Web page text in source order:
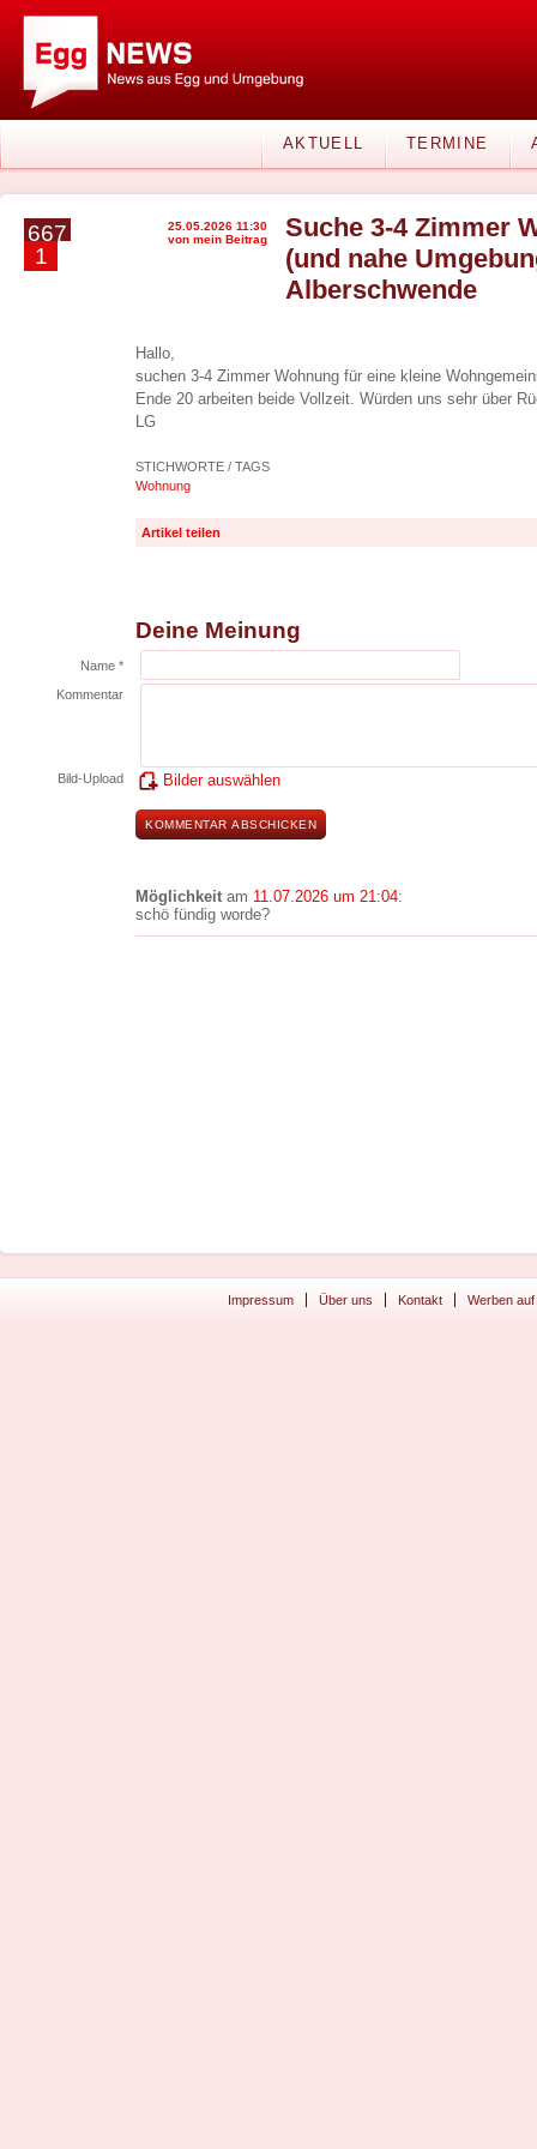
AKTUELL TERMINE
667
1
25.05.2026 11:30
von mein Beitrag
Suche 3-4 Zimmer
(und nahe
Alberschwende
Hallo,
suchen 3-4 Zimmer Wohnung für eine kleine
Ende 20 arbeiten beide Vollzeit. Würden uns sehr über
LG
STICHWORTE / TAGS
Wohnung
Artikel teilen
Deine Meinung
Name *
Kommentar
Bild-Upload Bilder auswählen
Möglichkeit am 11.07.2026 um 21:04:
schö fündig worde?
Impressum Über uns Kontakt Werben